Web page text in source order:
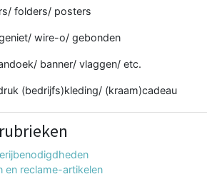
folders/ posters
wire-o/ gebonden
banner/ vlaggen/ etc.
(bedrijfs)kleding/ (kraam)cadeau
en reclame-artikelen